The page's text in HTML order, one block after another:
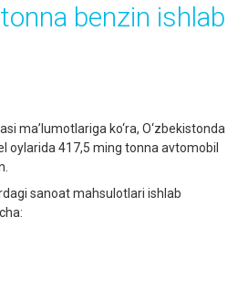
benzin ishlab
ma’lumotlariga ko‘ra, O‘zbekistonda
oylarida 417,5 ming tonna avtomobil
sanoat mahsulotlari ishlab